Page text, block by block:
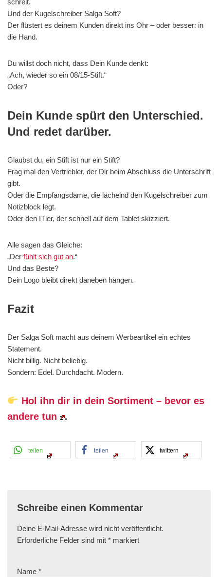
schreit.
Und der Kugelschreiber Salga Soft?
Der flüstert es deinem Kunden direkt ins Ohr – oder besser: in
die Hand.
Du willst doch nicht, dass Dein Kunde denkt:
„Ach, wieder so ein 08/15-Stift.“
Oder?
Dein Kunde spürt den Unterschied.
Und redet darüber.
Glaubst du, ein Stift ist nur ein Stift?
Frag mal den Vertriebler, der Dir beim Abschluss die Unterschrift
gibt.
Oder die Empfangsdame, die lächelnd den Kugelschreiber zum
Notizblock legt.
Oder den ITler, der schnell auf dem Tablet skizziert.
Alle sagen das Gleiche:
„Der fühlt sich gut an.“
Und das Beste?
Dein Logo bleibt direkt daneben hängen.
Fazit
Der Salga Soft macht aus deinem Werbeartikel ein echtes
Statement.
Nicht billig. Nicht beliebig.
Sondern: Edel. Durchdacht. Modern.
Hol ihn dir in dein Sortiment – bevor es
andere tun
.
teilen teilen twittern
Schreibe einen Kommentar
Deine E-Mail-Adresse wird nicht veröffentlicht.
Erforderliche Felder sind mit * markiert
Name *